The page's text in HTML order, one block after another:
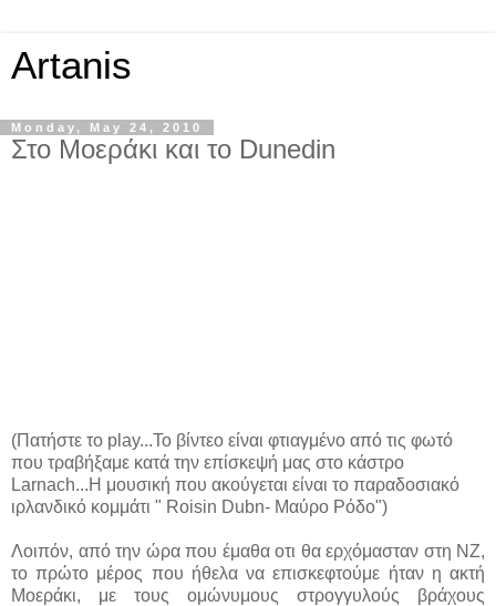
Artanis
Monday, May 24, 2010
Στο Μοεράκι και το Dunedin
(Πατήστε το play...To βίντεο είναι φτιαγμένο από τις φωτό
που τραβήξαμε κατά την επίσκεψή μας στο κάστρο
Larnach...Η μουσική που ακούγεται είναι το παραδοσιακό
ιρλανδικό κομμάτι " Roisin Dubn- Μαύρο Ρόδο")
Λοιπόν, από την ώρα που έμαθα οτι θα ερχόμασταν στη ΝΖ,
το πρώτο μέρος που ήθελα να επισκεφτούμε ήταν η ακτή
Μοεράκι, με τους ομώνυμους στρογγυλούς βράχους